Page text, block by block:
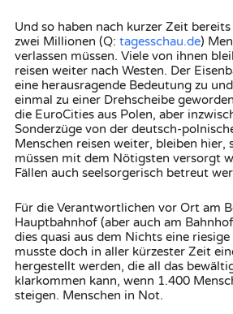
Und so haben nach kurzer Zeit
zwei Millionen (Q: tagesschau.de)
verlassen müssen. Viele von ihnen
reisen weiter nach Westen. Der
eine herausragende Bedeutung zu
einmal zu einer Drehscheibe
die EuroCities aus Polen, aber
Sonderzüge von der deutsch-
Menschen reisen weiter, bleiben hier,
müssen mit dem Nötigsten versorgt
Fällen auch seelsorgerisch betreut
Für die Verantwortlichen vor Ort am
Hauptbahnhof (aber auch am
dies quasi aus dem Nichts eine
musste doch in aller kürzester Zeit
hergestellt werden, die all das
klarkommen kann, wenn 1.400
steigen. Menschen in Not.